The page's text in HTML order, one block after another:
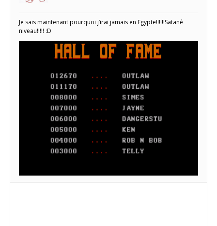
Je sais maintenant pourquoi j’irai jamais en Egypte!!!!!!Satané
niveau!!!!! :D